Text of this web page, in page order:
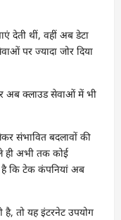
देती थीं, वहीं अब डेटा
पर ज्यादा जोर दिया
क्लाउड सेवाओं में भी
संभावित बदलावों की
ही अभी तक कोई
है कि टेक कंपनियां अब
है, तो यह इंटरनेट उपयोग